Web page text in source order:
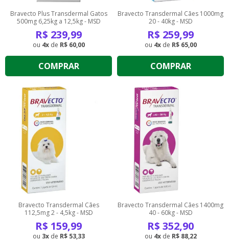
Bravecto Plus Transdermal Gatos
500mg 6,25kg a 12,5kg - MSD
R$ 239,99
4 de R$ 60,00
COMPRAR
Bravecto Transdermal Cães 1000mg
20 - 40kg - MSD
R$ 259,99
4 de R$ 65,00
COMPRAR
Bravecto Transdermal Cães
112,5mg 2 - 4,5kg - MSD
R$ 159,99
3 de R$ 53,33
Bravecto Transdermal Cães 1400mg
40 - 60kg - MSD
R$ 352,90
4 de R$ 88,22